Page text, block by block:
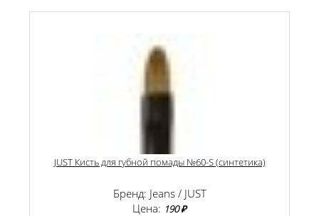
JUST Кисть для губной помады №60-S (синтетика)
Бренд: Jeans / JUST
Цена: 190 ₽